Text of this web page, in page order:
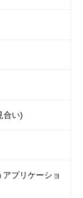
合い)
プリケーショ